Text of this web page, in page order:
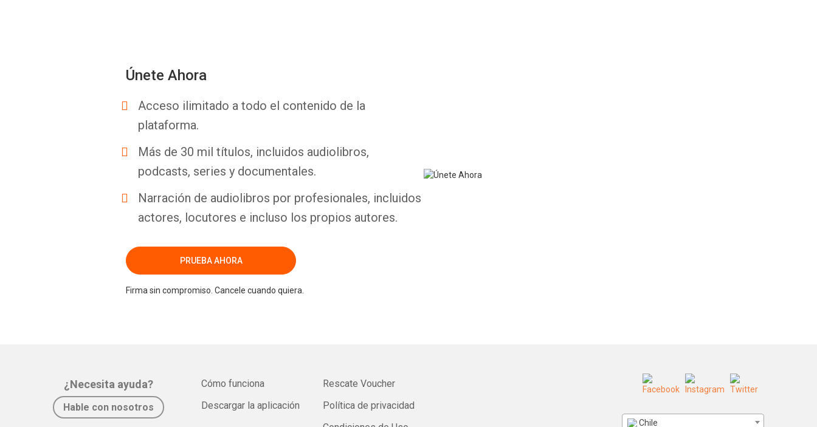
Únete Ahora
Acceso ilimitado a todo el contenido de la
plataforma.
Más de 30 mil títulos, incluidos audiolibros,
podcasts, series y documentales.
Narración de audiolibros por profesionales, incluidos
actores, locutores e incluso los propios autores.
PRUEBA AHORA
Firma sin compromiso. Cancele cuando quiera.
¿Necesita ayuda?
Hable con nosotros
Cómo funciona
Descargar la aplicación
Rescate Voucher
Política de privacidad
Chile